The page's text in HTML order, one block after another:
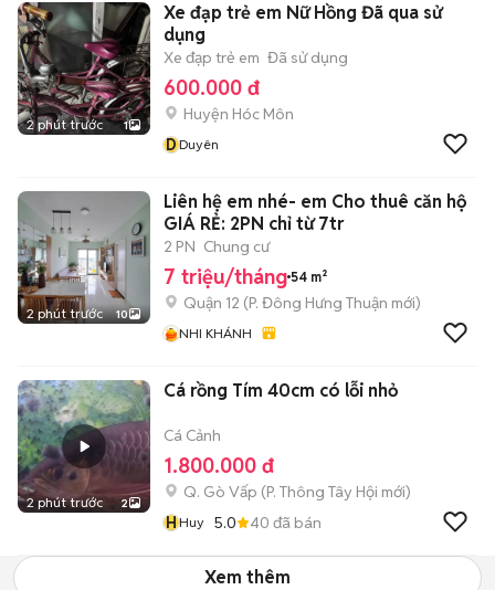
2 phút trước 1
Xe đạp trẻ em Nữ Hồng Đã qua sử
dụng
Xe đạp trẻ em Đã sử dụng
600.000 đ
Huyện Hóc Môn
DDuyên
2 phút trước 10
Liên hệ em nhé- em Cho thuê căn hộ
GIÁ RẺ: 2PN chỉ từ 7tr
2 PN Chung cư
7 triệu/tháng 54 m²
Quận 12 (P. Đông Hưng Thuận mới)
NHI KHÁNH
2 phút trước 2
Cá rồng Tím 40cm có lỗi nhỏ
Cá Cảnh
1.800.000 đ
Q. Gò Vấp (P. Thông Tây Hội mới)
HHuy 5.0 40 đã bán
Xem thêm